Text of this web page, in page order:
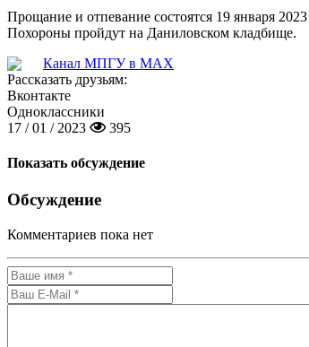
Прощание и отпевание состоятся 19 января
Похороны пройдут на Даниловском кладбище.
Канал МПГУ в MAX
Рассказать друзьям:
Вконтакте
Одноклассники
17 / 01 / 2023
395
Показать обсуждение
Обсуждение
Комментариев пока нет